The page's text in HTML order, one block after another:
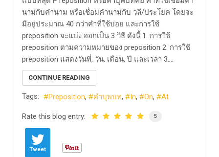
นามกับคำนาม หรือเชื่อมคำนามกับ วลี/ประโยค โดยจะ
มีอยู่ประมาณ 40 กว่าคำที่ใช้บ่อย และการใช้
preposition จะแบ่ง ออกเป็น 3 วิธี ดังนี้ 1. การใช้
preposition ตามความหมายของ preposition 2. การใช้
preposition แสดงวันที่, วัน, เดือน, ปี และเวลา 3....
CONTINUE READING
Tags: Preposition คำบุพบท In On At
Rate this blog entry: 5
Tweet